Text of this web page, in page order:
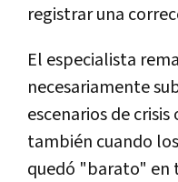
registrar una
El especialista
necesariamente
escenarios de
también cuando
quedó "barato" en